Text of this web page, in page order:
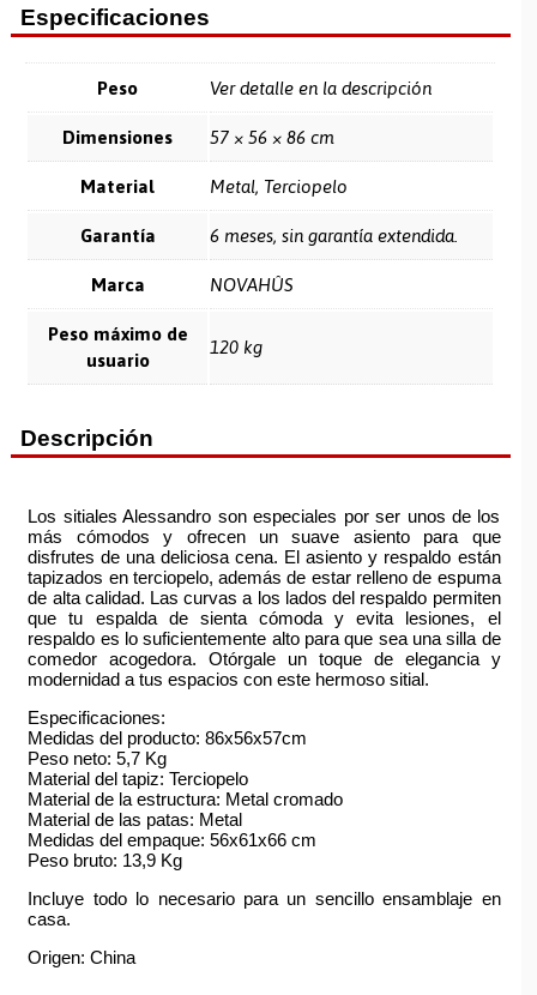
Especificaciones
Peso Ver detalle en la descripción
Dimensiones 57 × 56 × 86 cm
Material Metal, Terciopelo
Garantía 6 meses, sin garantía extendida.
Marca NOVAHÛS
Peso máximo de
usuario
120 kg
Descripción
Los sitiales Alessandro son especiales por ser unos de los
más cómodos y ofrecen un suave asiento para que
disfrutes de una deliciosa cena. El asiento y respaldo están
tapizados en terciopelo, además de estar relleno de espuma
de alta calidad. Las curvas a los lados del respaldo permiten
que tu espalda de sienta cómoda y evita lesiones, el
respaldo es lo suficientemente alto para que sea una silla de
comedor acogedora. Otórgale un toque de elegancia y
modernidad a tus espacios con este hermoso sitial.
Especificaciones:
Medidas del producto: 86x56x57cm
Peso neto: 5,7 Kg
Material del tapiz: Terciopelo
Material de la estructura: Metal cromado
Material de las patas: Metal
Medidas del empaque: 56x61x66 cm
Peso bruto: 13,9 Kg
Incluye todo lo necesario para un sencillo ensamblaje en
casa.
Origen: China